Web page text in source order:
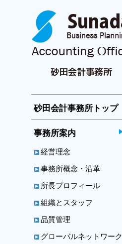
砂田会計事務所トップ
事務所案内
経営理念
事務所概念・沿革
所長プロフィール
組織とスタッフ
品質管理
グローバルネットワーク